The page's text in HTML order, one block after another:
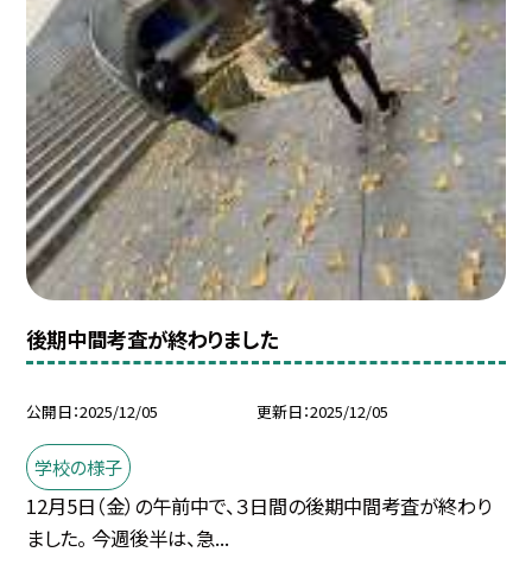
後期中間考査が終わりました
公開日 2025/12/05 更新日 2025/12/05
学校の様子
12月5日（金）の午前中で、３日間の後期中間考査が終わり
ました。 今週後半は、急...